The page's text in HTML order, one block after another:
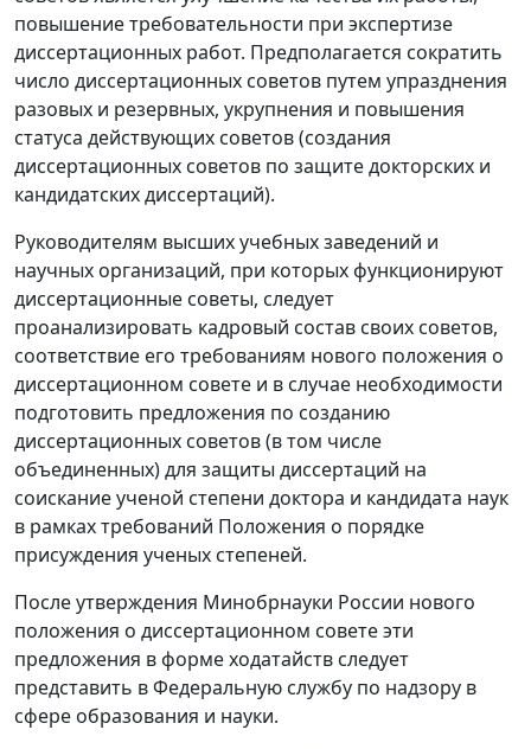
повышение требовательности при экспертизе
диссертационных работ. Предполагается сократить
число диссертационных советов путем упразднения
разовых и резервных, укрупнения и повышения
статуса действующих советов (создания
диссертационных советов по защите докторских и
кандидатских диссертаций).
Руководителям высших учебных заведений и
научных организаций, при которых функционируют
диссертационные советы, следует
проанализировать кадровый состав своих советов,
соответствие его требованиям нового положения о
диссертационном совете и в случае необходимости
подготовить предложения по созданию
диссертационных советов (в том числе
объединенных) для защиты диссертаций на
соискание ученой степени доктора и кандидата наук
в рамках требований Положения о порядке
присуждения ученых степеней.
После утверждения Минобрнауки России нового
положения о диссертационном совете эти
предложения в форме ходатайств следует
представить в Федеральную службу по надзору в
сфере образования и науки.